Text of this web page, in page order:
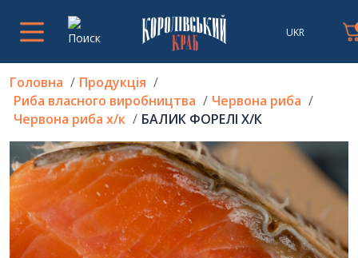
UKR
Головна
Продукція
Риба власного виробництва
Червона риба
Червона риба х/к
БАЛИК ФОРЕЛІ Х/К